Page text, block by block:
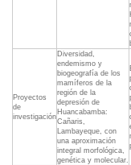
Proyectos
de
investigación
Diversidad,
endemismo y
biogeografía de los
mamíferos de la
región de la
depresión de
Huancabamba:
Cañaris,
Lambayeque, con
una aproximación
integral morfológica,
genética y molecular.